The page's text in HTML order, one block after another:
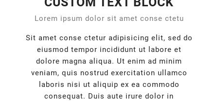
Lorem ipsum dolor sit amet conse ctetu
Sit amet conse ctetur adipisicing elit, sed do
eiusmod tempor incididunt ut labore et
dolore magna aliqua. Ut enim ad minim
veniam, quis nostrud exercitation ullamco
laboris nisi ut aliquip ex ea commodo
consequat. Duis aute irure dolor in